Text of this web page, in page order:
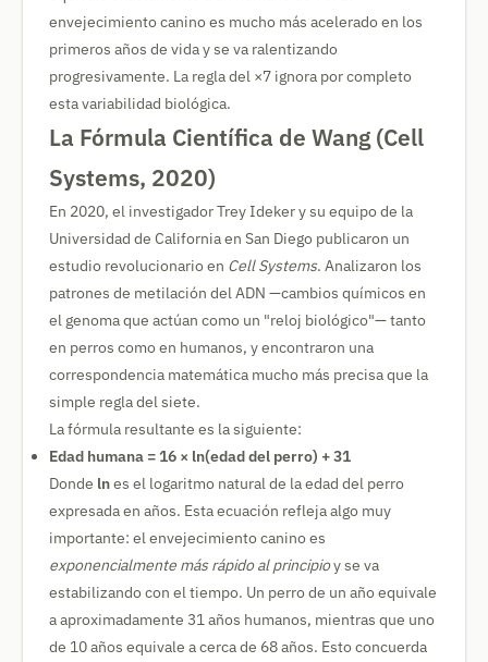
envejecimiento canino es mucho más acelerado en los
primeros años de vida y se va ralentizando
progresivamente. La regla del ×7 ignora por completo
esta variabilidad biológica.
La Fórmula Científica de Wang (Cell
Systems, 2020)
En 2020, el investigador Trey Ideker y su equipo de la
Universidad de California en San Diego publicaron un
estudio revolucionario en Cell Systems. Analizaron los
patrones de metilación del ADN —cambios químicos en
el genoma que actúan como un "reloj biológico"— tanto
en perros como en humanos, y encontraron una
correspondencia matemática mucho más precisa que la
simple regla del siete.
La fórmula resultante es la siguiente:
Edad humana = 16 × ln(edad del perro) + 31
Donde lnes el logaritmo natural de la edad del perro
expresada en años. Esta ecuación refleja algo muy
importante: el envejecimiento canino es
exponencialmente más rápido al principioy se va
estabilizando con el tiempo. Un perro de un año equivale
a aproximadamente 31 años humanos, mientras que uno
de 10 años equivale a cerca de 68 años. Esto concuerda